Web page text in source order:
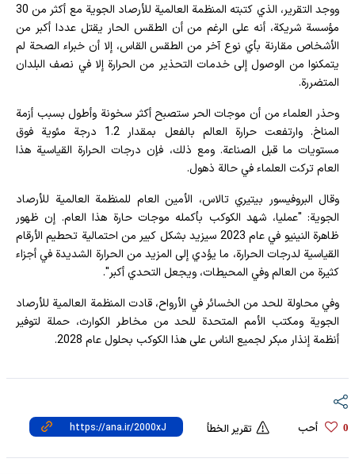
ووجد التقرير، الذي كتبته المنظمة العالمية للأرصاد الجوية مع أكثر من 30
مؤسسة شريكة، أنه على الرغم من أن الطقس الحار يقتل عددا أكبر من
الأشخاص مقارنة بأي نوع آخر من الطقس القاس، إلا أن خبراء الصحة لم
يتمكنوا من الوصول إلى خدمات التحذير من الحرارة إلا في نصف البلدان
المتضررة.
وحذر العلماء من أن موجات الحر ستصبح أكثر سخونة وأطول بسبب أزمة
المناخ. وارتفعت حرارة العالم بالفعل بمقدار 1.2 درجة مئوية فوق
مستويات ما قبل الصناعة. ومع ذلك، فإن درجات الحرارة القياسية هذا
العام تركت العلماء في حالة ذهول.
وقال البروفيسور بيتيري تالاس، الأمين العام للمنظمة العالمية للأرصاد
الجوية: "عمليا، شهد الكوكب بأكمله موجات حارة هذا العام. إن ظهور
ظاهرة النينيو في عام 2023 سيزيد بشكل كبير من احتمالية تحطيم الأرقام
القياسية لدرجات الحرارة، ما يؤدي إلى المزيد من الحرارة الشديدة في أجزاء
كثيرة من العالم وفي المحيطات، ويجعل التحدي أكبر".
وفي محاولة للحد من الخسائر في الأرواح، قادت المنظمة العالمية للأرصاد
الجوية ومكتب الأمم المتحدة للحد من مخاطر الكوارث، حملة لتوفير
أنظمة إنذار مبكر لجميع الناس على هذا الكوكب بحلول عام 2028.
0 أحب تقرير الخطأ